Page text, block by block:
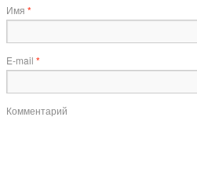
Имя *
E-mail *
Комментарий